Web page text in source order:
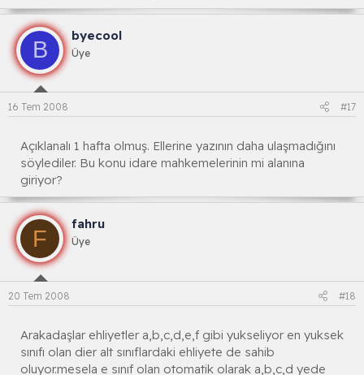
B
byecool
Üye
16 Tem 2008 #17
Açıklanalı 1 hafta olmuş. Ellerine yazının daha ulaşmadığını
söylediler. Bu konu idare mahkemelerinin mi alanına
giriyor?
F
fahru
Üye
20 Tem 2008 #18
Arakadaşlar ehliyetler a,b,c,d,e,f gibi yukseliyor en yuksek
sınıfı olan dier alt sınıflardaki ehliyete de sahib
oluyor.mesela e sınıf olan otomatik olarak a,b,c,d yede